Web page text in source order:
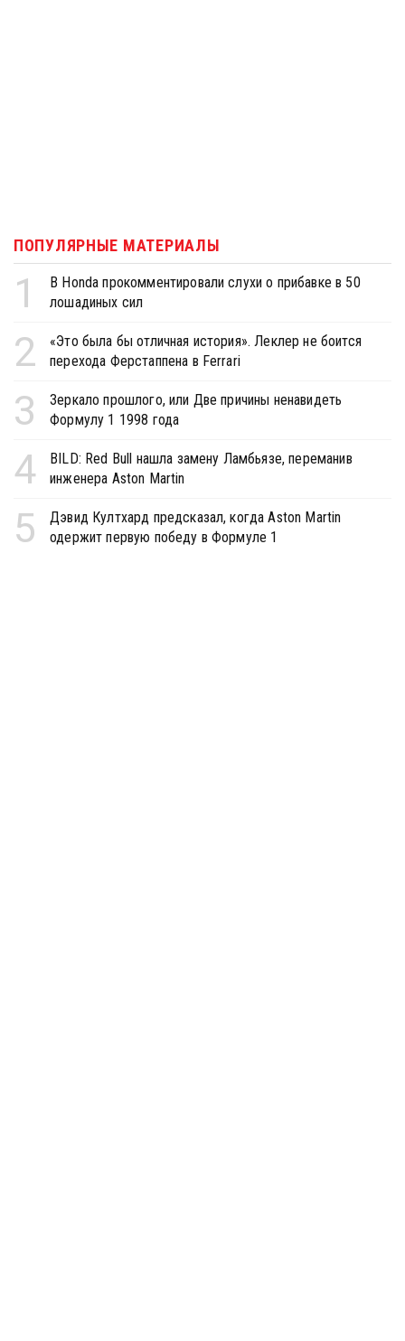
ПОПУЛЯРНЫЕ МАТЕРИАЛЫ
1
В Honda прокомментировали слухи о прибавке в 50
лошадиных сил
2
«Это была бы отличная история». Леклер не боится
перехода Ферстаппена в Ferrari
3
Зеркало прошлого, или Две причины ненавидеть
Формулу 1 1998 года
4
BILD: Red Bull нашла замену Ламбьязе, переманив
инженера Aston Martin
5
Дэвид Култхард предсказал, когда Aston Martin
одержит первую победу в Формуле 1